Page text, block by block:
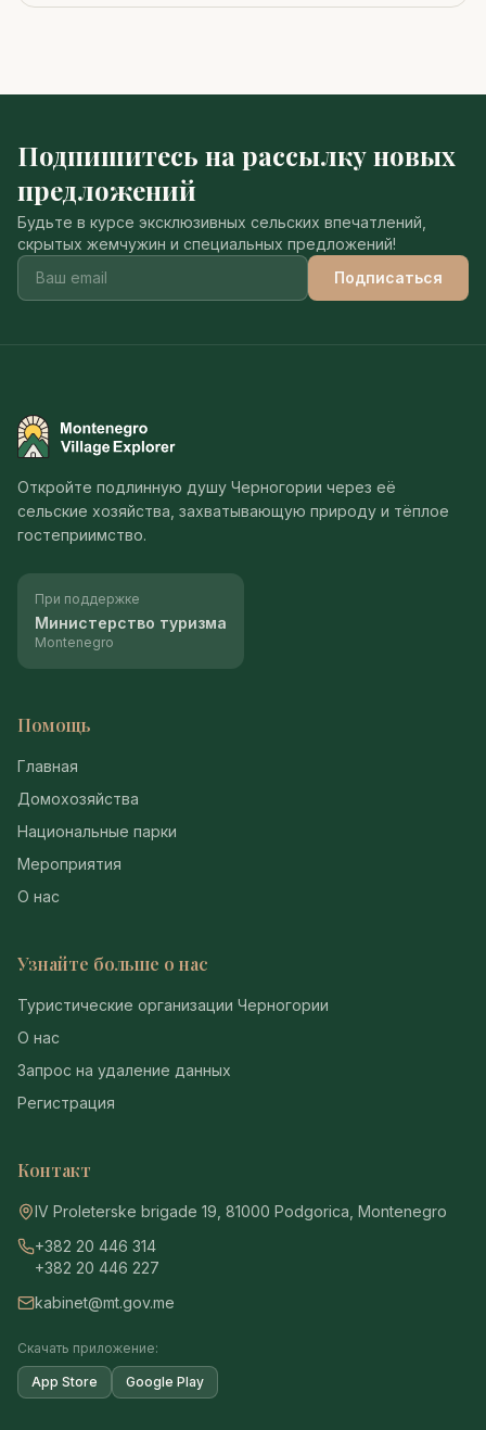
Подпишитесь на рассылку новых
предложений
Будьте в курсе эксклюзивных сельских впечатлений,
скрытых жемчужин и специальных предложений!
Подписаться
Montenegro Village Explorer
Откройте подлинную душу Черногории через её
сельские хозяйства, захватывающую природу и тёплое
гостеприимство.
При поддержке
Министерство туризма
Montenegro
Помощь
Главная
Домохозяйства
Национальные парки
Мероприятия
О нас
Узнайте больше о нас
Туристические организации Черногории
О нас
Запрос на удаление данных
Регистрация
Контакт
IV Proleterske brigade 19, 81000 Podgorica, Montenegro
+382 20 446 314
+382 20 446 227
kabinet@mt.gov.me
Скачать приложение:
App Store Google Play